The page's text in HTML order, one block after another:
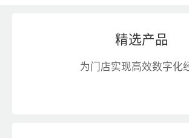
精选产品
为门店实现高效数字化